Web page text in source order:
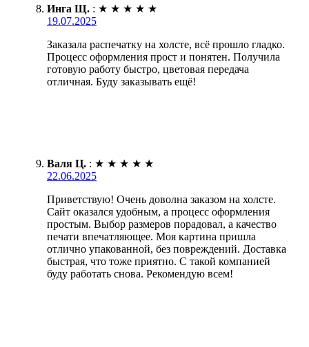
Инга Щ. : ★ ★ ★ ★ ★
19.07.2025
Заказала распечатку на холсте, всё прошло гладко.
Процесс оформления прост и понятен. Получила
готовую работу быстро, цветовая передача
отличная. Буду заказывать ещё!
Валя Ц. : ★ ★ ★ ★ ★
22.06.2025
Приветствую! Очень доволна заказом на холсте.
Сайт оказался удобным, а процесс оформления
простым. Выбор размеров порадовал, а качество
печати впечатляющее. Моя картина пришла
отлично упакованной, без повреждений. Доставка
быстрая, что тоже приятно. С такой компанией
буду работать снова. Рекомендую всем!